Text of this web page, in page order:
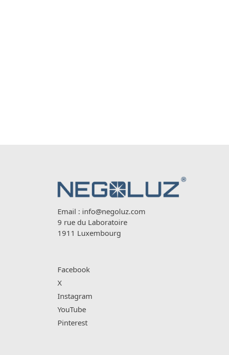
Email : info@negoluz.com
9 rue du Laboratoire
1911 Luxembourg
Facebook
X
Instagram
YouTube
Pinterest